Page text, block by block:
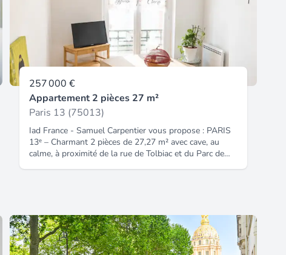
257 000 €
Appartement 2 pièces 27 m²
Paris 13 (75013)
Iad France - Samuel Carpentier vous propose : PARIS
13ᵉ – Charmant 2 pièces de 27,27 m² avec cave, au
calme, à proximité de la rue de Tolbiac et du Parc de
de vie calme et agréable au sein d'une copropriété
sécurisée datant du début du XXᵉ siècle. Situé au 3ᵉ
étage, cet appartement bénéficie d'un agencement